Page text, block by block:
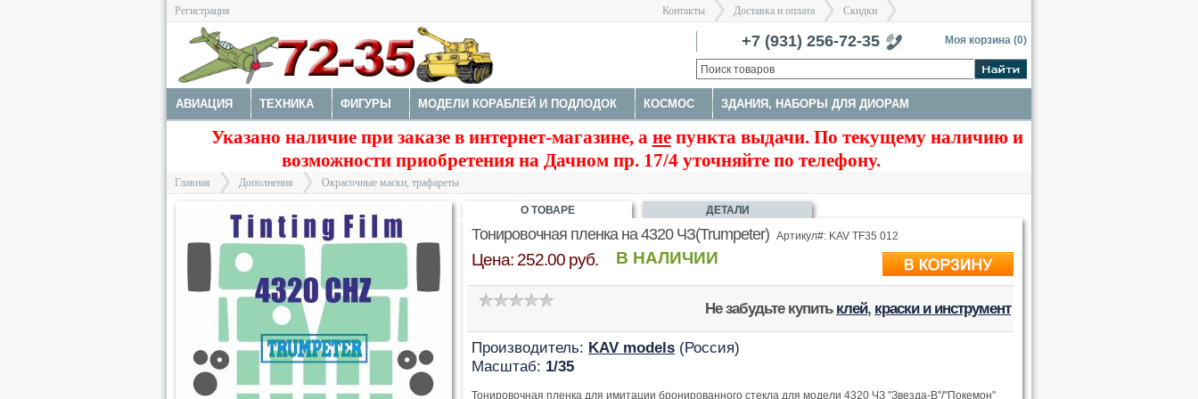
Регистрация Контакты
>
Доставка и оплата
>
Скидки
>
+7 (931) 256-72-35
Санкт-Петербург Моя корзина (0)
АВИАЦИЯ ТЕХНИКА ФИГУРЫ МОДЕЛИ КОРАБЛЕЙ И ПОДЛОДОК КОСМОС ЗДАНИЯ, НАБОРЫ ДЛЯ ДИОРАМ
ДОПОЛНЕНИЯ ДЕКАЛИ КОЛЕСА НАБОРЫ ДЕТАЛИРОВКИ ОКРАСОЧНЫЕ МАСКИ, ТРАФАРЕТЫ ТРАКИ И СТВОЛЫ
КРАСКИ И ИНСТРУМЕНТЫ
Указано наличие при заказе в интернет-магазине, а непункта выдачи. По текущему наличию и
возможности приобретения на Дачном пр. 17/4 уточняйте по телефону.
Главная Дополнения
>
Окрасочные маски, трафареты
Тонировочная пленка на 4320 ЧЗ(Trumpeter) Артикул#: KAV TF35 012
Цена: 252.00 руб. В НАЛИЧИИ
Не забудьте купить клей, краски и инструмент
Производитель: KAV models (Россия)
Масштаб: 1/35
Тонировочная пленка для имитации бронированного стекла для модели 4320 ЧЗ "Звезда-В"/"Покемон"
О ТОВАРЕ ДЕТАЛИ